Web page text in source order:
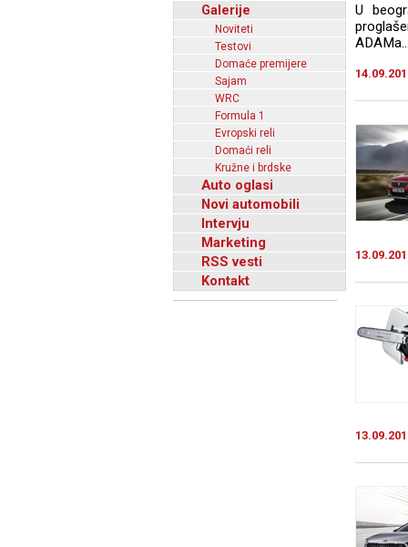
Galerije
Noviteti
Testovi
Domaće premijere
Sajam
WRC
Formula 1
Evropski reli
Domaći reli
Kružne i brdske
Auto oglasi
Novi automobili
Intervju
Marketing
RSS vesti
Kontakt
U